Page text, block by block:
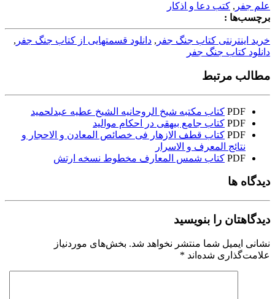
علم جفر , کتب دعا و اذکار
برچسب‌ها :
خرید اینترنتی کتاب جنگ جفر , دانلود قسمتهایی از کتاب جنگ جفر ,
دانلود کتاب جنگ جفر
مطالب مرتبط
PDF کتاب مکتبه شیخ الروحانیه الشیخ عطیه عبدلحمید
PDF کتاب جامع بیهقی در احکام موالید
PDF کتاب قطف الازهار فی خصائص المعادن و الاحجار و
نتائج المعرف و الاسرار
PDF کتاب شمس المعارف مخطوط نسخه ارتش
دیدگاه ها
دیدگاهتان را بنویسید
نشانی ایمیل شما منتشر نخواهد شد. بخش‌های موردنیاز
علامت‌گذاری شده‌اند *